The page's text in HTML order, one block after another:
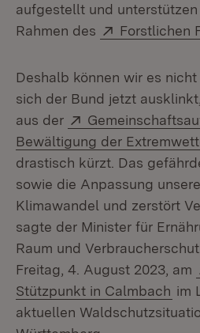
aufgestellt und
Rahmen des
Extern:
Forstlichen
Deshalb können wir es
sich der Bund jetzt
aus der
Extern:
Bewältigung der
drastisch kürzt. Das
sowie die Anpassung
Klimawandel und zerstört
sagte der Minister für
Raum und
Freitag, 4. August 2023, am
Stützpunkt in Calmbach im
aktuellen